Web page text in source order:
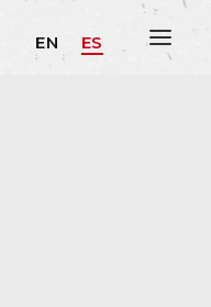
EN ES